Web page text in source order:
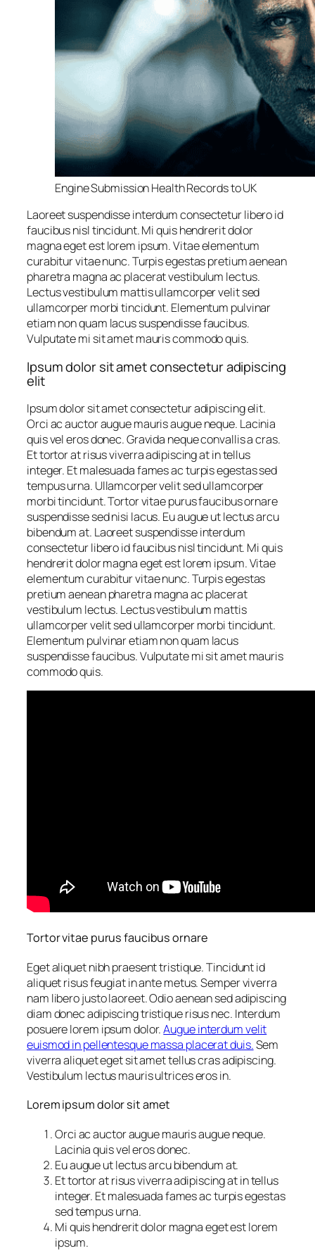
Engine Submission Health Records to UK
Laoreet suspendisse interdum consectetur libero id
faucibus nisl tincidunt. Mi quis hendrerit dolor
magna eget est lorem ipsum. Vitae elementum
curabitur vitae nunc. Turpis egestas pretium aenean
pharetra magna ac placerat vestibulum lectus.
Lectus vestibulum mattis ullamcorper velit sed
ullamcorper morbi tincidunt. Elementum pulvinar
etiam non quam lacus suspendisse faucibus.
Vulputate mi sit amet mauris commodo quis.
Ipsum dolor sit amet consectetur adipiscing
elit
Ipsum dolor sit amet consectetur adipiscing elit.
Orci ac auctor augue mauris augue neque. Lacinia
quis vel eros donec. Gravida neque convallis a cras.
Et tortor at risus viverra adipiscing at in tellus
integer. Et malesuada fames ac turpis egestas sed
tempus urna. Ullamcorper velit sed ullamcorper
morbi tincidunt. Tortor vitae purus faucibus ornare
suspendisse sed nisi lacus. Eu augue ut lectus arcu
bibendum at. Laoreet suspendisse interdum
consectetur libero id faucibus nisl tincidunt. Mi quis
hendrerit dolor magna eget est lorem ipsum. Vitae
elementum curabitur vitae nunc. Turpis egestas
pretium aenean pharetra magna ac placerat
vestibulum lectus. Lectus vestibulum mattis
ullamcorper velit sed ullamcorper morbi tincidunt.
Elementum pulvinar etiam non quam lacus
suspendisse faucibus. Vulputate mi sit amet mauris
commodo quis.
Tortor vitae purus faucibus ornare
Eget aliquet nibh praesent tristique. Tincidunt id
aliquet risus feugiat in ante metus. Semper viverra
nam libero justo laoreet. Odio aenean sed adipiscing
diam donec adipiscing tristique risus nec. Interdum
posuere lorem ipsum dolor.Augue interdum velit
euismod in pellentesque massa placerat duis.Sem
viverra aliquet eget sit amet tellus cras adipiscing.
Vestibulum lectus mauris ultrices eros in.
Lorem ipsum dolor sit amet
Orci ac auctor augue mauris augue neque.
Lacinia quis vel eros donec.
Eu augue ut lectus arcu bibendum at.
Et tortor at risus viverra adipiscing at in tellus
integer. Et malesuada fames ac turpis egestas
sed tempus urna.
Mi quis hendrerit dolor magna eget est lorem
ipsum.